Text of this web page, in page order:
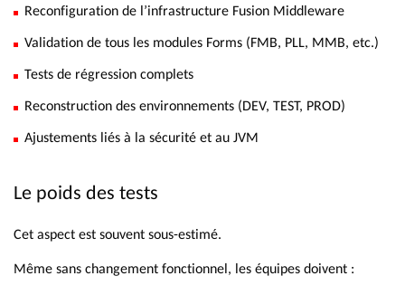
Reconfiguration de l’infrastructure Fusion Middleware
Validation de tous les modules Forms (FMB, PLL, MMB, etc.)
Tests de régression complets
Reconstruction des environnements (DEV, TEST, PROD)
Ajustements liés à la sécurité et au JVM
Le poids des tests
Cet aspect est souvent sous-estimé.
Même sans changement fonctionnel, les équipes doivent :